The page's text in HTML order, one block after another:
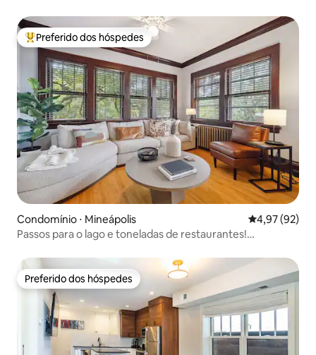
Entre os melhores preferidos dos hóspedes
Preferido dos hóspedes
Condomínio ⋅ Mineápolis 4,97 de uma
4,97 (92)
Passos para o lago e toneladas de restaurantes!
Preferido dos hóspedes
Preferido dos hóspedes